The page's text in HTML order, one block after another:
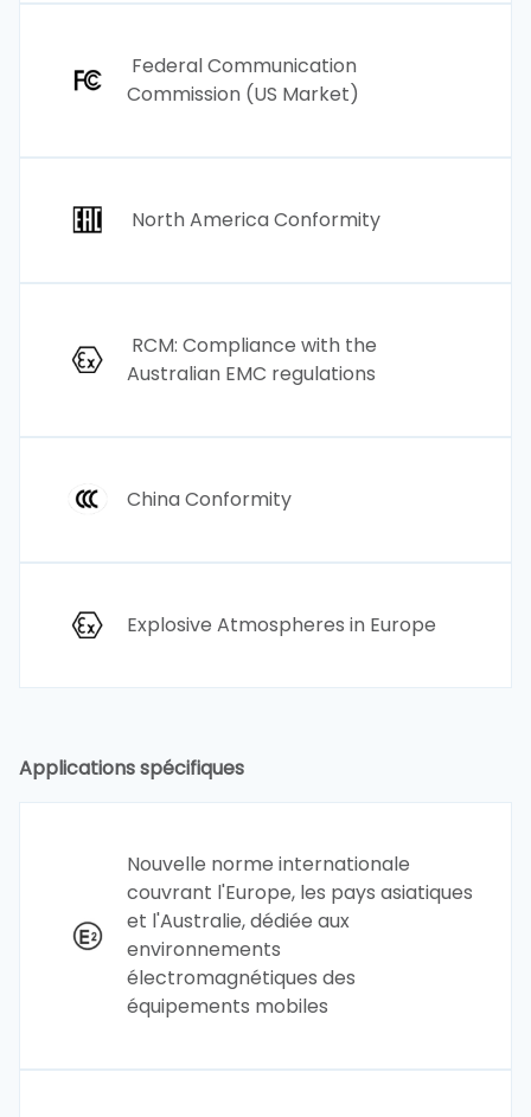
Federal Communication
Commission (US Market)
North America Conformity
RCM: Compliance with the
Australian EMC regulations
China Conformity
Explosive Atmospheres in Europe
Applications spécifiques
Nouvelle norme internationale
couvrant l'Europe, les pays asiatiques
et l'Australie, dédiée aux
environnements
électromagnétiques des
équipements mobiles